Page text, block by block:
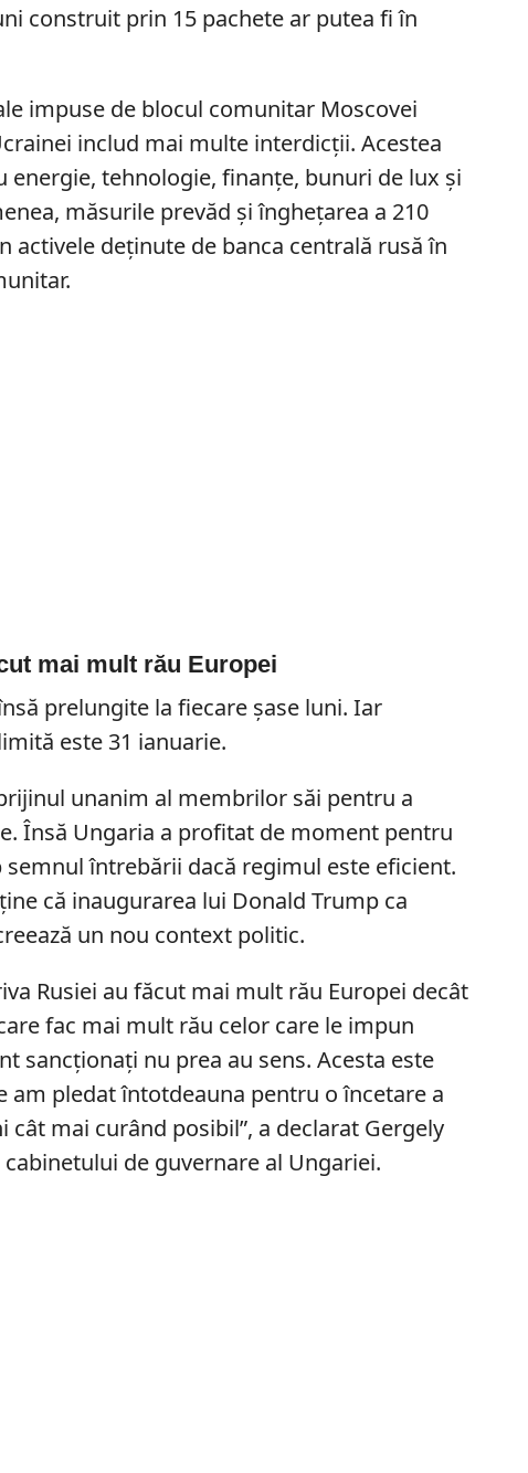
construit prin 15 pachete ar putea fi în
impuse de blocul comunitar Moscovei
includ mai multe interdicții. Acestea
energie, tehnologie, finanțe, bunuri de lux și
măsurile prevăd și înghețarea a 210
activele deținute de banca centrală rusă în
mai mult rău Europei
prelungite la fiecare șase luni. Iar
este 31 ianuarie.
unanim al membrilor săi pentru a
Însă Ungaria a profitat de moment pentru
semnul întrebării dacă regimul este eficient.
că inaugurarea lui Donald Trump ca
un nou context politic.
Rusiei au făcut mai mult rău Europei decât
fac mai mult rău celor care le impun
sancționați nu prea au sens. Acesta este
am pledat întotdeauna pentru o încetare a
cât mai curând posibil”, a declarat Gergely
de guvernare al Ungariei.